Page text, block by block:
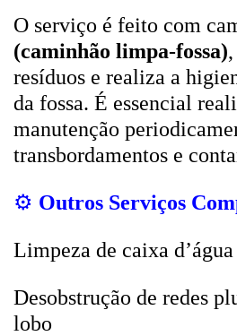
O serviço é feito com
(caminhão limpa-fossa)
resíduos e realiza a
da fossa. É essencial
manutenção
transbordamentos e
⚙️ Outros Serviços
Limpeza de caixa
Desobstrução de redes
lobo